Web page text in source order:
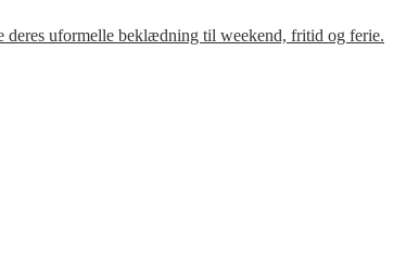
deres uformelle beklædning til weekend, fritid og ferie.